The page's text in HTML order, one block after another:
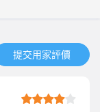
提交用家評價​